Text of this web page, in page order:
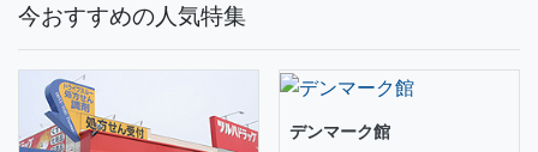
今おすすめの人気特集
デンマーク館